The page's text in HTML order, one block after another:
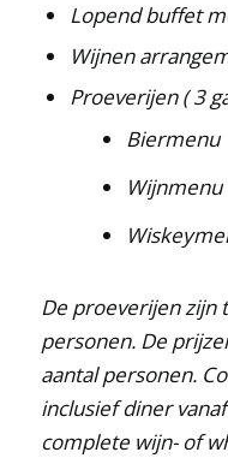
Lopend buffet
Wijnen
Proeverijen ( 3
Biermenu
Wijnmenu
De proeverijen zijn
personen.De
aantal personen.
inclusief diner
complete wijn- of